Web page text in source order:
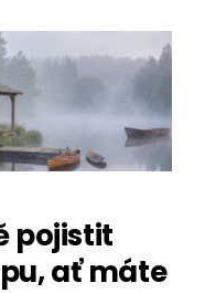
pojistit
ať máte